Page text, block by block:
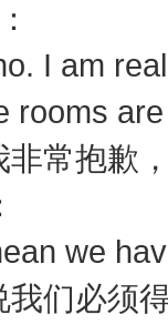
I am
rooms
非常抱歉
we
我们必须